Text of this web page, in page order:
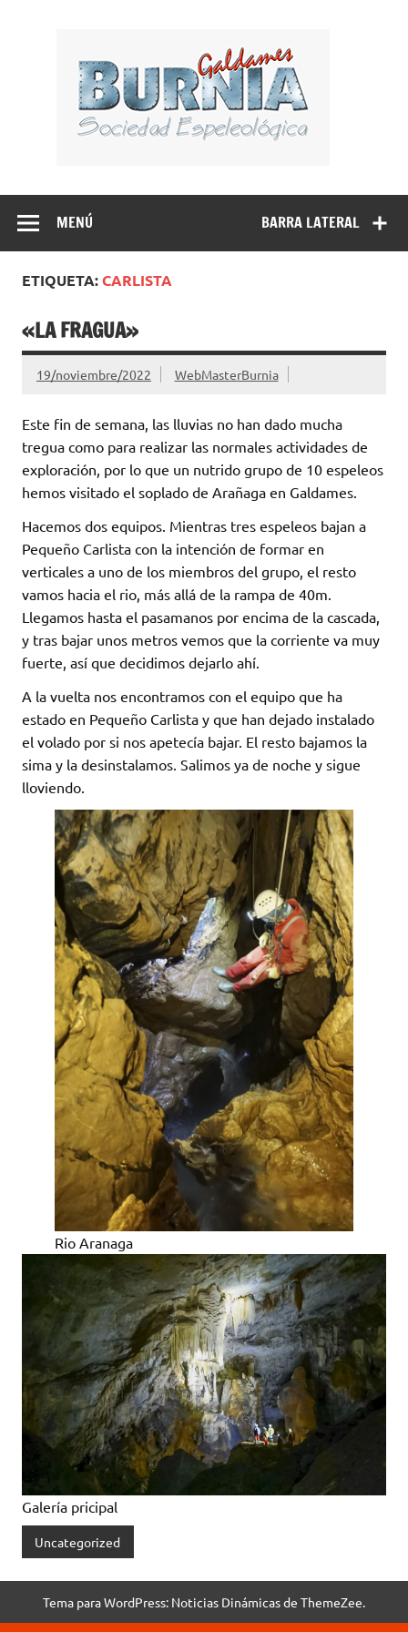
Espeleología Caving Encartaciones Bizkaia Galdames
Turtziotz -Trucios Karrantza – Carranza. Cueva, sima,
Leize, Kobazulo, CaveBARRA LATERAL
MENÚ
ETIQUETA:CARLISTA
«LA FRAGUA»
19/noviembre/2022 WebMasterBurnia
Este fin de semana, las lluvias no han dado mucha
tregua como para realizar las normales actividades de
exploración, por lo que un nutrido grupo de 10 espeleos
hemos visitado el soplado de Arañaga en Galdames.
Hacemos dos equipos. Mientras tres espeleos bajan a
Pequeño Carlista con la intención de formar en
verticales a uno de los miembros del grupo, el resto
vamos hacia el rio, más allá de la rampa de 40m.
Llegamos hasta el pasamanos por encima de la cascada,
y tras bajar unos metros vemos que la corriente va muy
fuerte, así que decidimos dejarlo ahí.
A la vuelta nos encontramos con el equipo que ha
estado en Pequeño Carlista y que han dejado instalado
el volado por si nos apetecía bajar. El resto bajamos la
sima y la desinstalamos. Salimos ya de noche y sigue
lloviendo.
Rio Aranaga
Galería pricipal
Uncategorized
Tema para WordPress: Noticias Dinámicas de ThemeZee.